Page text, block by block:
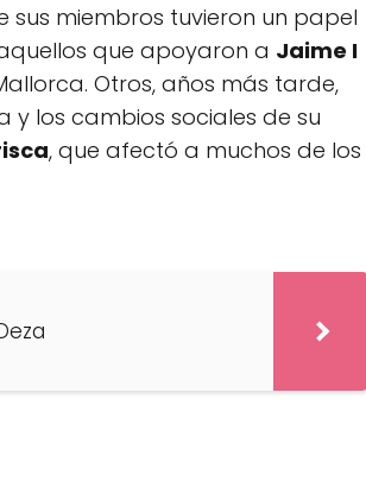
sus miembros tuvieron un papel
que apoyaron a Jaime I
Otros, años más tarde,
los cambios sociales de su
, que afectó a muchos de los